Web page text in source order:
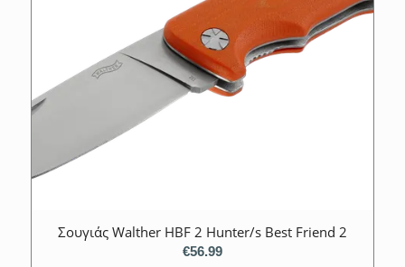
Σουγιάς Walther HBF 2 Hunter/s Best Friend 2
€56.99